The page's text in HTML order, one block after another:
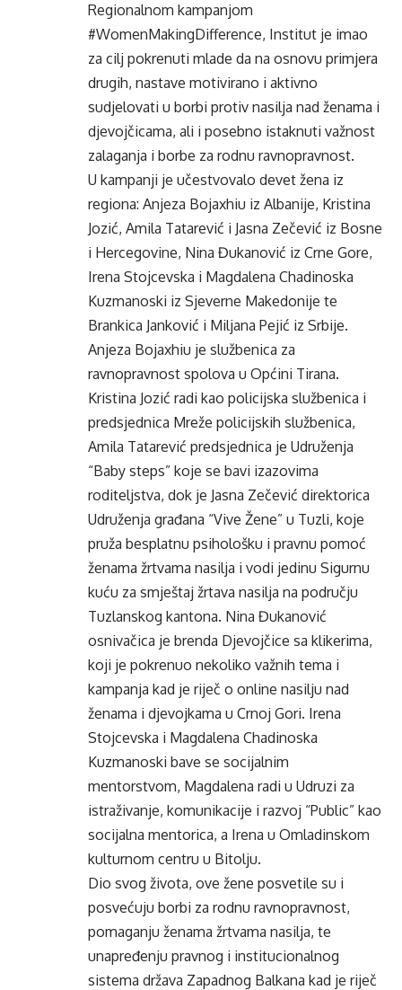
Regionalnom kampanjom
#WomenMakingDifference, Institut je imao
za cilj pokrenuti mlade da na osnovu primjera
drugih, nastave motivirano i aktivno
sudjelovati u borbi protiv nasilja nad ženama i
djevojčicama, ali i posebno istaknuti važnost
zalaganja i borbe za rodnu ravnopravnost.
U kampanji je učestvovalo devet žena iz
regiona: Anjeza Bojaxhiu iz Albanije, Kristina
Jozić, Amila Tatarević i Jasna Zečević iz Bosne
i Hercegovine, Nina Đukanović iz Crne Gore,
Irena Stojcevska i Magdalena Chadinoska
Kuzmanoski iz Sjeverne Makedonije te
Brankica Janković i Miljana Pejić iz Srbije.
Anjeza Bojaxhiu je službenica za
ravnopravnost spolova u Općini Tirana.
Kristina Jozić radi kao policijska službenica i
predsjednica Mreže policijskih službenica,
Amila Tatarević predsjednica je Udruženja
“Baby steps” koje se bavi izazovima
roditeljstva, dok je Jasna Zečević direktorica
Udruženja građana “Vive Žene” u Tuzli, koje
pruža besplatnu psihološku i pravnu pomoć
ženama žrtvama nasilja i vodi jedinu Sigurnu
kuću za smještaj žrtava nasilja na području
Tuzlanskog kantona. Nina Đukanović
osnivačica je brenda Djevojčice sa klikerima,
koji je pokrenuo nekoliko važnih tema i
kampanja kad je riječ o online nasilju nad
ženama i djevojkama u Crnoj Gori. Irena
Stojcevska i Magdalena Chadinoska
Kuzmanoski bave se socijalnim
mentorstvom, Magdalena radi u Udruzi za
istraživanje, komunikacije i razvoj “Public” kao
socijalna mentorica, a Irena u Omladinskom
kulturnom centru u Bitolju.
Dio svog života, ove žene posvetile su i
posvećuju borbi za rodnu ravnopravnost,
pomaganju ženama žrtvama nasilja, te
unapređenju pravnog i institucionalnog
sistema država Zapadnog Balkana kad je riječ